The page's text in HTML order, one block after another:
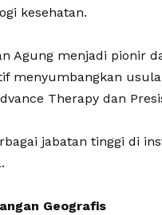
kesehatan.
Agung menjadi pionir
menyumbangkan
Therapy dan
jabatan tinggi di
Geografis